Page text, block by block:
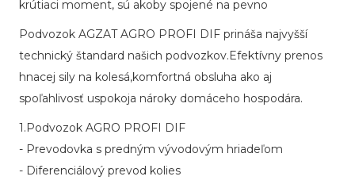
krútiaci moment, sú akoby spojené na pevno
Podvozok AGZAT AGRO PROFI DIF prináša najvyšší
technický štandard našich podvozkov.Efektívny prenos
hnacej sily na kolesá,komfortná obsluha ako aj
spoľahlivosť uspokoja nároky domáceho hospodára.
1.Podvozok AGRO PROFI DIF
- Prevodovka s predným vývodovým hriadeľom
- Diferenciálový prevod kolies